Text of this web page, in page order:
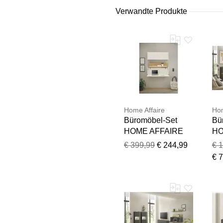
Verwandte Produkte
Home Affaire
Büromöbel-Set
HOME AFFAIRE
"CiTY/GiRON",
Büromöbel-Set,
Wandsekretär,
Home Office
€ 399,99 € 244,99
€
€